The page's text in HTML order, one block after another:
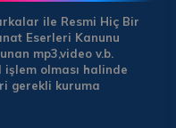
ile Resmi Hiç Bir
Eserleri Kanunu
mp3,video v.b.
işlem olması halinde
gerekli kuruma